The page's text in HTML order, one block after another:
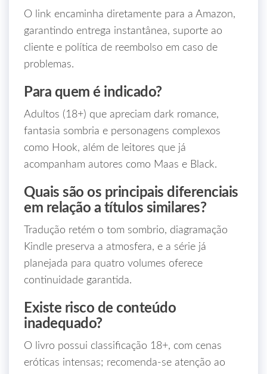
O link encaminha diretamente para a Amazon,
garantindo entrega instantânea, suporte ao
cliente e política de reembolso em caso de
problemas.
Para quem é indicado?
Adultos (18+) que apreciam dark romance,
fantasia sombria e personagens complexos
como Hook, além de leitores que já
acompanham autores como Maas e Black.
Quais são os principais diferenciais
em relação a títulos similares?
Tradução retém o tom sombrio, diagramação
Kindle preserva a atmosfera, e a série já
planejada para quatro volumes oferece
continuidade garantida.
Existe risco de conteúdo
inadequado?
O livro possui classificação 18+, com cenas
eróticas intensas; recomenda‑se atenção ao